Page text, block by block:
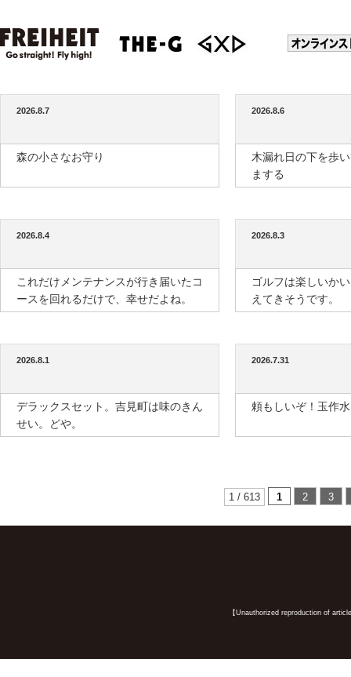
2026.8.7
森の小さなお守り
2026.8.6
木漏れ日の下を歩
まする
2026.8.4
これだけメンテナンスが行き届いたコ
ースを回れるだけで、幸せだよね。
2026.8.3
ゴルフは楽しいか
えてきそうです。
2026.8.1
デラックスセット。吉見町は味のきん
せい。どや。
2026.7.31
頼もしいぞ！玉作
1 / 613 1 2 3
【Unauthorized reproduction of